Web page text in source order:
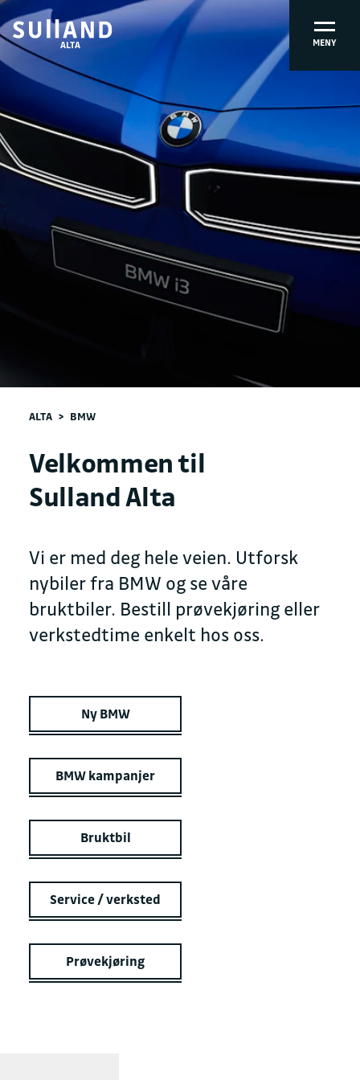
ALTA MENY
ALTA > BMW
Velkommen til
Sulland Alta
Vi er med deg hele veien. Utforsk
nybiler fra BMW og se våre
bruktbiler. Bestill prøvekjøring eller
verkstedtime enkelt hos oss.
Ny BMW
BMW kampanjer
Bruktbil
Service / verksted
Prøvekjøring